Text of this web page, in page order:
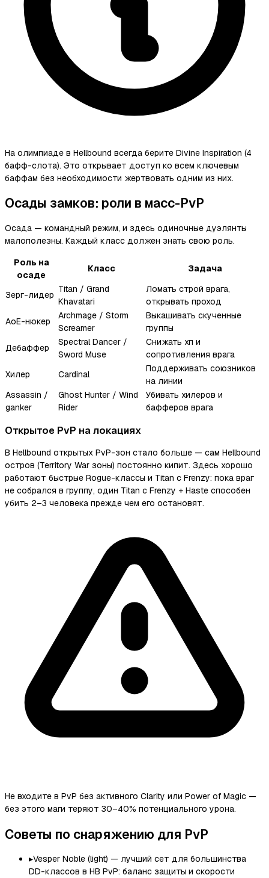
На олимпиаде в Hellbound всегда берите Divine Inspiration (4
бафф-слота). Это открывает доступ ко всем ключевым
баффам без необходимости жертвовать одним из них.
Осады замков: роли в масс-PvP
Осада — командный режим, и здесь одиночные дуэлянты
малополезны. Каждый класс должен знать свою роль.
Роль на
осаде
Класс Задача
Зерг-лидер
Titan / Grand
Khavatari
Ломать строй врага,
открывать проход
AoE-нюкер
Archmage / Storm
Screamer
Выкашивать скученные
группы
Дебаффер
Spectral Dancer /
Sword Muse
Снижать хп и
сопротивления врага
Хилер
Cardinal
Поддерживать союзников
на линии
Assassin /
ganker
Ghost Hunter / Wind
Rider
Убивать хилеров и
бафферов врага
Открытое PvP на локациях
В Hellbound открытых PvP-зон стало больше — сам Hellbound
остров (Territory War зоны) постоянно кипит. Здесь хорошо
работают быстрые Rogue-классы и Titan с Frenzy: пока враг
не собрался в группу, один Titan с Frenzy + Haste способен
убить 2–3 человека прежде чем его остановят.
Не входите в PvP без активного Clarity или Power of Magic —
без этого маги теряют 30–40% потенциального урона.
Советы по снаряжению для PvP
▸Vesper Noble (light) — лучший сет для большинства
DD-классов в HB PvP: баланс защиты и скорости